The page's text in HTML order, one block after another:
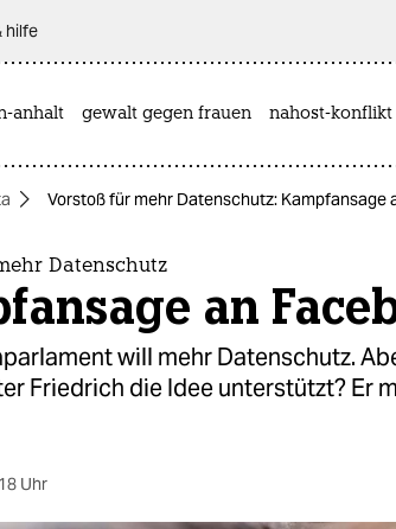
hilfe
anhalt gewalt gegen frauen nahost-konflikt
Vorstoß für mehr Datenschutz: Kampfansage
Datenschutz
an
will mehr Datenschutz.
Friedrich die Idee unterstützt? Er
Uhr